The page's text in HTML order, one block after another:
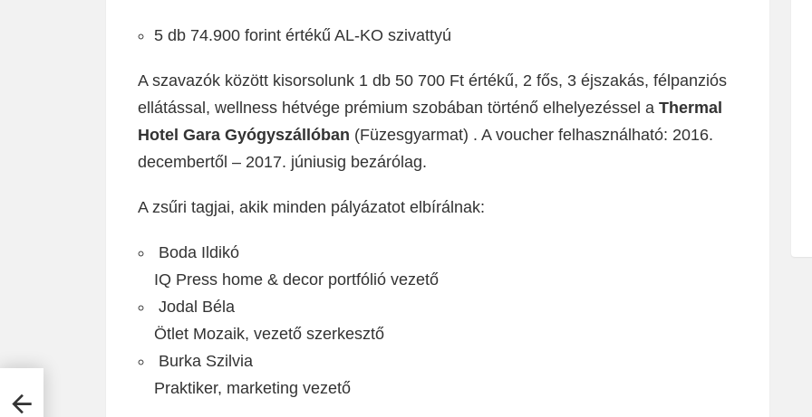
5 db 74.900 forint értékű AL-KO szivattyú
A szavazók között kisorsolunk 1 db 50 700 Ft értékű, 2 fős, 3 éjszakás, félpanziós
ellátással, wellness hétvége prémium szobában történő elhelyezéssel a Thermal
Hotel Gara Gyógyszállóban (Füzesgyarmat) . A voucher felhasználható: 2016.
decembertől – 2017. júniusig bezárólag.
A zsűri tagjai, akik minden pályázatot elbírálnak:
Boda Ildikó
IQ Press home & decor portfólió vezető
Jodal Béla
Ötlet Mozaik, vezető szerkesztő
Burka Szilvia
Praktiker, marketing vezető